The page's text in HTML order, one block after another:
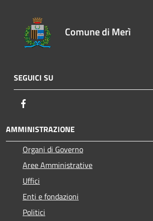
Comune di Merì
SEGUICI SU
AMMINISTRAZIONE
Organi di Governo
Aree Amministrative
Uffici
Enti e fondazioni
Politici